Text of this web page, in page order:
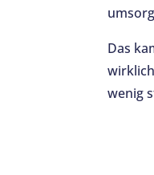
Das
wenig